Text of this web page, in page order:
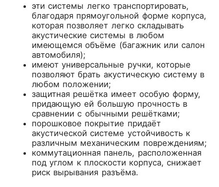
эти системы легко транспортировать,
благодаря прямоугольной форме корпуса,
которая позволяет легко складывать
акустические системы в любом
имеющемся объёме (багажник или салон
автомобиля);
имеют универсальные ручки, которые
позволяют брать акустическую систему в
любом положении;
защитная решётка имеет особую форму,
придающую ей большую прочность в
сравнении с обычными решётками;
порошковое покрытие придаёт
акустической системе устойчивость к
различным механическим повреждениям;
коммутационная панель, расположенная
под углом к плоскости корпуса, снижает
риск вырывания разъёма.